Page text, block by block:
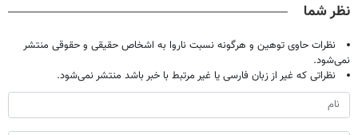
نظر شما
نظرات حاوی توهین و هرگونه نسبت ناروا به اشخاص حقیقی و حقوقی منتشر
نمی‌شود.
نظراتی که غیر از زبان فارسی یا غیر مرتبط با خبر باشد منتشر نمی‌شود.